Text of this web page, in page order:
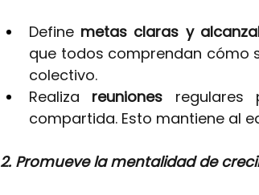
Define metas claras y
que todos comprendan cómo
colectivo.
Realiza reuniones regulares
compartida. Esto mantiene al
2. Promueve la mentalidad de